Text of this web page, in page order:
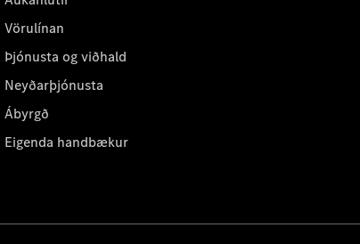
Vörulínan
Þjónusta og viðhald
Neyðarþjónusta
Ábyrgð
Eigenda handbækur